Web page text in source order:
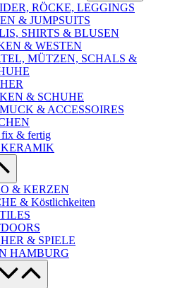
RÖCKE, LEGGINGS
& JUMPSUITS
SHIRTS & BLUSEN
& WESTEN
MÜTZEN, SCHALS &
& SCHUHE
& ACCESSOIRES
& fertig
KERAMIK
& KERZEN
& Köstlichkeiten
& SPIELE
HAMBURG
Schalter